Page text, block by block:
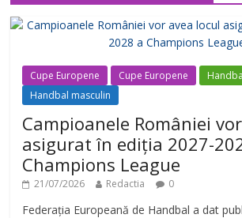
Cupe Europene Cupe Europene
Handbal masculin
Campioanele României
asigurat în ediția 2027-
Champions League
21/07/2026 Redactia 0
Federația Europeană de Handbal a dat